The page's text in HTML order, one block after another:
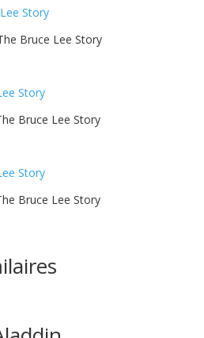
Bruce Lee Story
Bruce Lee Story
Bruce Lee Story